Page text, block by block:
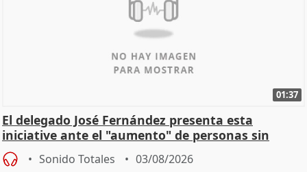
01:37
El delegado José Fernández presenta esta
iniciative ante el "aumento" de personas sin
hogar en Madri
Sonido Totales 03/08/2026